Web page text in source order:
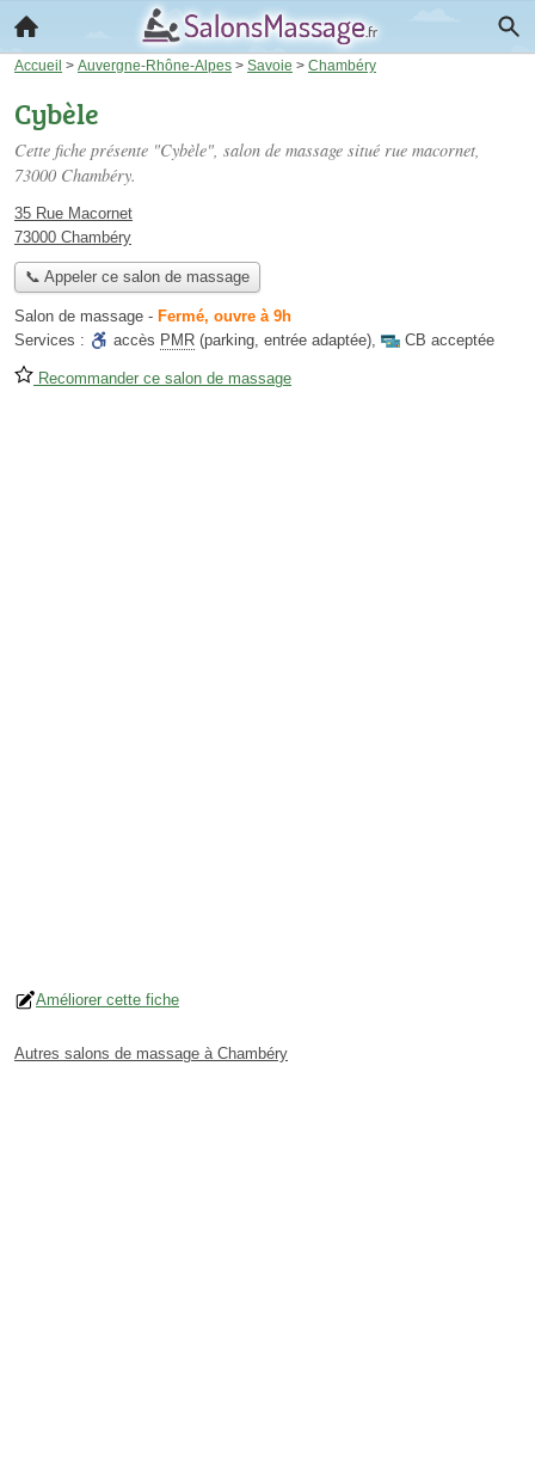
Accueil > Auvergne-Rhône-Alpes > Savoie > Chambéry
Cybèle
Cette fiche présente "Cybèle", salon de massage situé rue macornet,
73000 Chambéry.
35 Rue Macornet
73000 Chambéry
📞 Appeler ce salon de massage
Salon de massage - Fermé, ouvre à 9h
Services :
accès PMR (parking, entrée adaptée), CB acceptée
Recommander ce salon de massage
Améliorer cette fiche
Autres salons de massage à Chambéry